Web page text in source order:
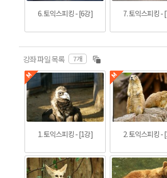
6. 토익스피킹 - [6강] 7. 토익스피킹 -
강좌 파일 목록 7개
1. 토익스피킹 - [1강] 2. 토익스피킹 -